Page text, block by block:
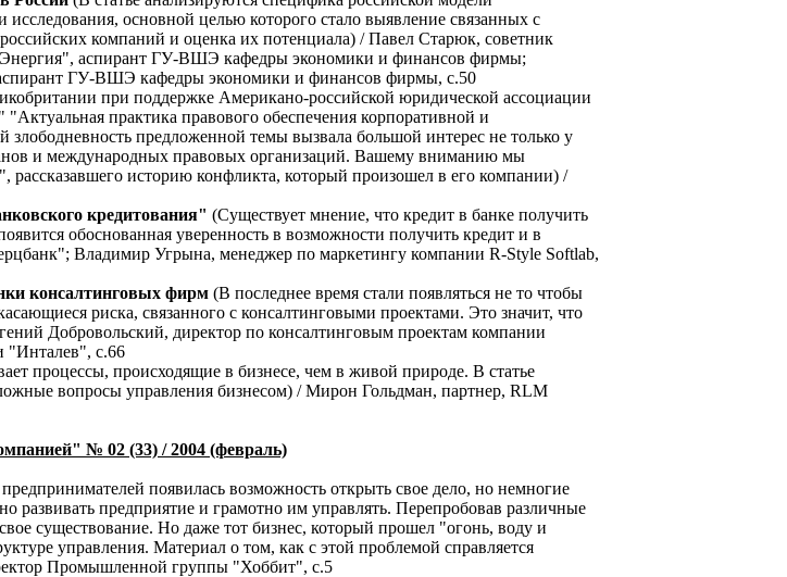
основной целью которого стало выявление связанных с
компаний и оценка их потенциала) / Павел Старюк, советник
аспирант ГУ-ВШЭ кафедры экономики и финансов фирмы;
ГУ-ВШЭ кафедры экономики и финансов фирмы, с.50
при поддержке Американо-российской юридической ассоциации
практика правового обеспечения корпоративной и
предложенной темы вызвала большой интерес не только у
и международных правовых организаций. Вашему вниманию мы
историю конфликта, который произошел в его компании) /
кредитования" (Существует мнение, что кредит в банке получить
обоснованная уверенность в возможности получить кредит и в
Владимир Угрына, менеджер по маркетингу компании R-Style Softlab,
консалтинговых фирм (В последнее время стали появляться не то чтобы
риска, связанного с консалтинговыми проектами. Это значит, что
Добровольский, директор по консалтинговым проектам компании
"Инталев", с.66
процессы, происходящие в бизнесе, чем в живой природе. В статье
вопросы управления бизнесом) / Мирон Гольдман, партнер, RLM
№ 02 (33) / 2004 (февраль)
появилась возможность открыть свое дело, но немногие
развивать предприятие и грамотно им управлять. Перепробовав различные
существование. Но даже тот бизнес, который прошел "огонь, воду и
управления. Материал о том, как с этой проблемой справляется
Промышленной группы "Хоббит", с.5